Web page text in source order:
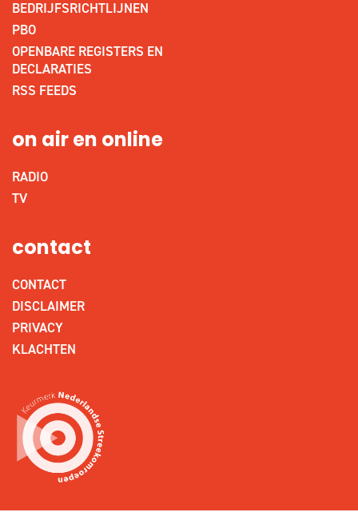
BEDRIJFSRICHTLIJNEN
PBO
OPENBARE REGISTERS EN
DECLARATIES
RSS FEEDS
on air en online
RADIO
TV
contact
CONTACT
DISCLAIMER
PRIVACY
KLACHTEN